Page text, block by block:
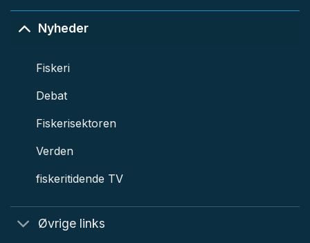
Nyheder
Fiskeri
Debat
Fiskerisektoren
Verden
fiskeritidende TV
Øvrige links